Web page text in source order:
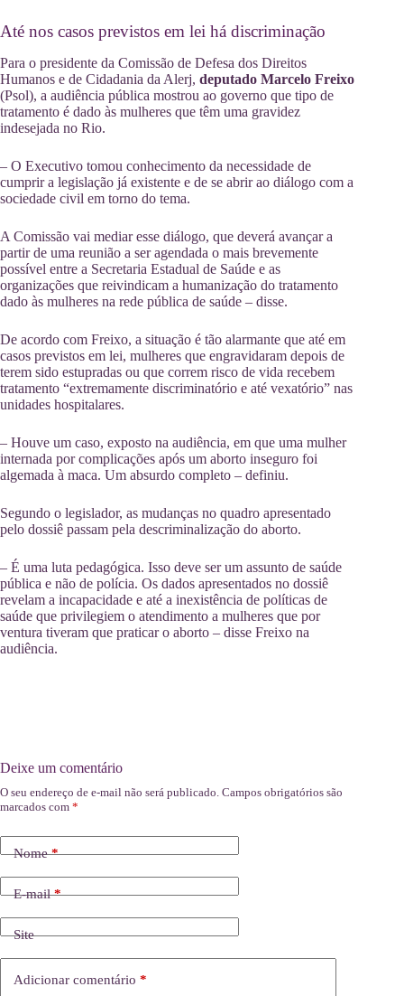
Até nos casos previstos em lei há discriminação
Para o presidente da Comissão de Defesa dos Direitos
Humanos e de Cidadania da Alerj, deputado Marcelo Freixo
(Psol), a audiência pública mostrou ao governo que tipo de
tratamento é dado às mulheres que têm uma gravidez
indesejada no Rio.
– O Executivo tomou conhecimento da necessidade de
cumprir a legislação já existente e de se abrir ao diálogo com a
sociedade civil em torno do tema.
A Comissão vai mediar esse diálogo, que deverá avançar a
partir de uma reunião a ser agendada o mais brevemente
possível entre a Secretaria Estadual de Saúde e as
organizações que reivindicam a humanização do tratamento
dado às mulheres na rede pública de saúde – disse.
De acordo com Freixo, a situação é tão alarmante que até em
casos previstos em lei, mulheres que engravidaram depois de
terem sido estupradas ou que correm risco de vida recebem
tratamento “extremamente discriminatório e até vexatório” nas
unidades hospitalares.
– Houve um caso, exposto na audiência, em que uma mulher
internada por complicações após um aborto inseguro foi
algemada à maca. Um absurdo completo – definiu.
Segundo o legislador, as mudanças no quadro apresentado
pelo dossiê passam pela descriminalização do aborto.
– É uma luta pedagógica. Isso deve ser um assunto de saúde
pública e não de polícia. Os dados apresentados no dossiê
revelam a incapacidade e até a inexistência de políticas de
saúde que privilegiem o atendimento a mulheres que por
ventura tiveram que praticar o aborto – disse Freixo na
audiência.
Deixe um comentário
O seu endereço de e-mail não será publicado. Campos obrigatórios são
marcados com *
Nome*
E-mail*
Site
Adicionar comentário *